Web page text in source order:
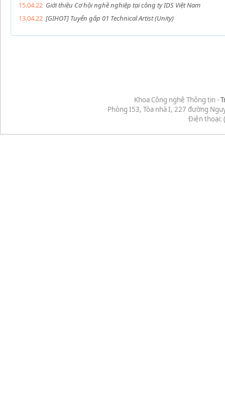
15.04.22 Giới thiệu Cơ hội nghề nghiệp tại công ty IDS Việt Nam
13.04.22 [GIHOT] Tuyển gấp 01 Technical Artist (Unity)
Khoa Công nghệ Thông tin -
Phòng I53, Tòa nhà I, 227 đường
Điện thoại: